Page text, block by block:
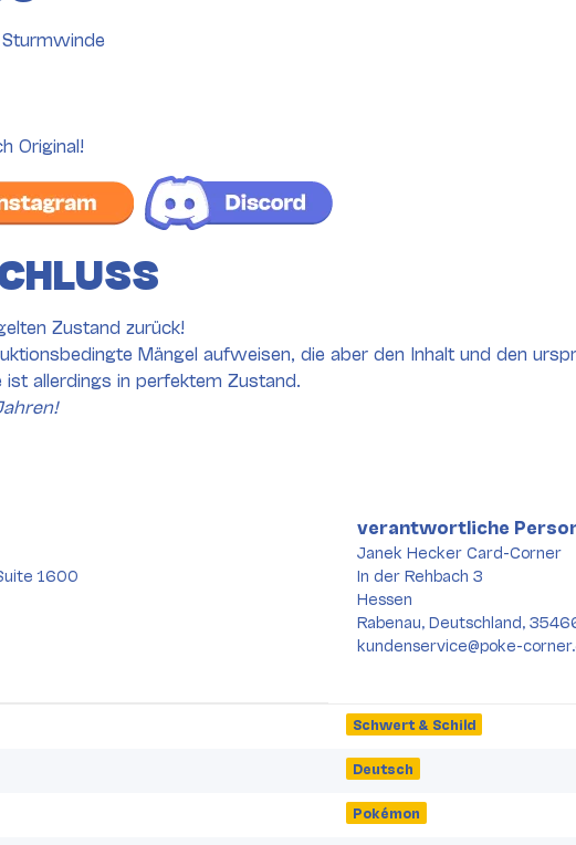
Original!
Zustand zurück!
Mängel aufweisen, die aber den Inhalt und den
allerdings in perfektem Zustand.
1600
verantwortliche
Janek Hecker Card-Corner
In der Rehbach 3
Hessen
Rabenau, Deutschland,
kundenservice@poke-
Schwert & Schild
Deutsch
Pokémon